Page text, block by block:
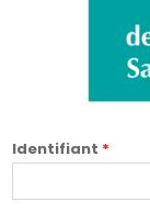
Identifiant *